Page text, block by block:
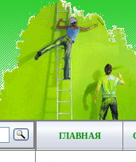
ГЛАВНАЯ